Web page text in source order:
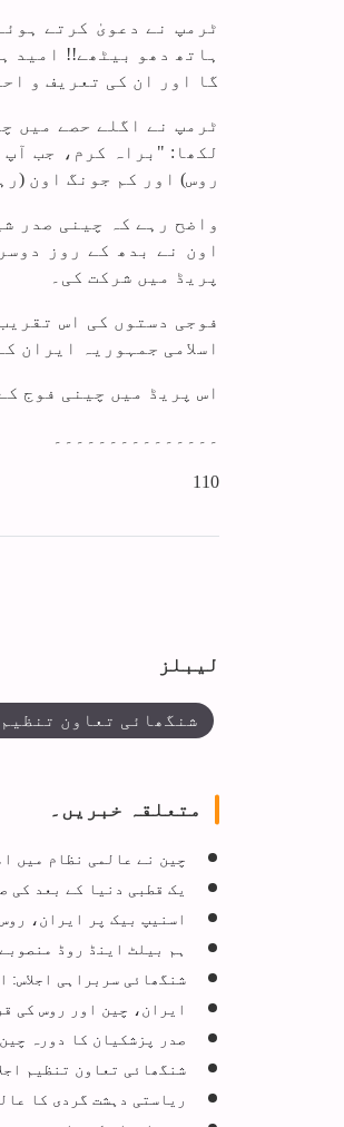
ٹرمپ نے دعویٰ کرتے
ہاتھ دھو بیٹھے!! امید
گا اور ان کی تعریف و
ٹرمپ نے اگلے حصے میں
لکھا: "براہ کرم، جب آپ
روس) اور کم جونگ اون
واضح رہے کہ چینی صدر
پریڈ میں شرکت کی۔
اسلامی جمہوریہ ایران کے صدر مسعود
اس پریڈ میں چینی فوج
110
لیبلز
شنگھائی تعاون
متعلقہ خبریں۔
چین نے عالمی نظام میں
یک قطبی دنیا کے بعد کی
اسنیپ بیک پر ایران،
ہم بیلٹ اینڈ روڈ
شنگھائی سربراہی اجلاس: ایران اکیلا
ایران، چین اور روس کی
صدر پزشکیان کا دورہ
شنگھائی تعاون تنظیم
ریاستی دہشت گردی کا